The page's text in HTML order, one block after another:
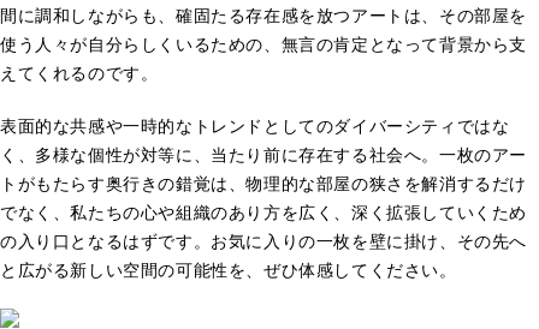
間に調和しながらも、確固たる存在感を放つアートは、その部屋を
使う人々が自分らしくいるための、無言の肯定となって背景から支
えてくれるのです。
表面的な共感や一時的なトレンドとしてのダイバーシティではな
く、多様な個性が対等に、当たり前に存在する社会へ。一枚のアー
トがもたらす奥行きの錯覚は、物理的な部屋の狭さを解消するだけ
でなく、私たちの心や組織のあり方を広く、深く拡張していくため
の入り口となるはずです。お気に入りの一枚を壁に掛け、その先へ
と広がる新しい空間の可能性を、ぜひ体感してください。